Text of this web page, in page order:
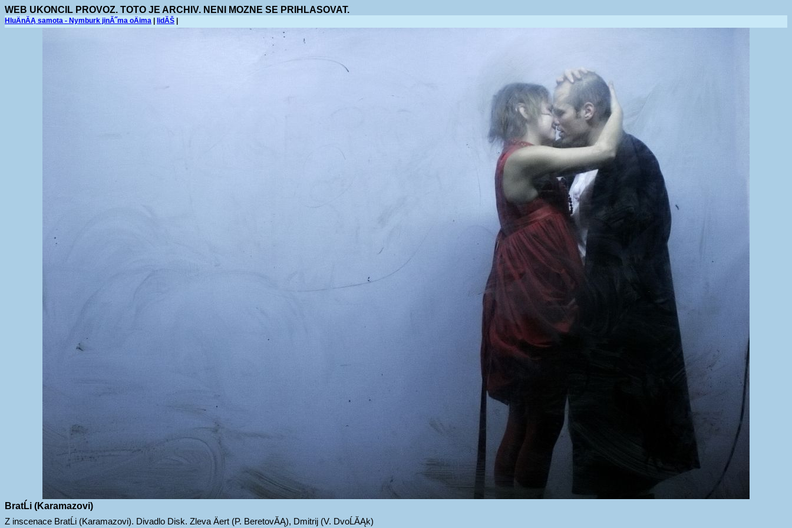
WEB UKONCIL PROVOZ. TOTO JE ARCHIV. NENI MOZNE SE PRIHLASOVAT.
HluÄnĂĄ samota - Nymburk jinĂ˝ma oÄima lidĂŠ
BratĹi (Karamazovi)
Z inscenace BratĹi (Karamazovi). Divadlo Disk. Zleva Äert (P. BeretovĂĄ), Dmitrij (V. DvoĹĂĄk)